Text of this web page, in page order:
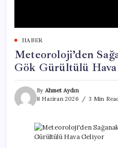
HABER
Meteoroloji’den
Gök Gürültülü
By Ahmet Aydın
8 Haziran 2026
3 Min